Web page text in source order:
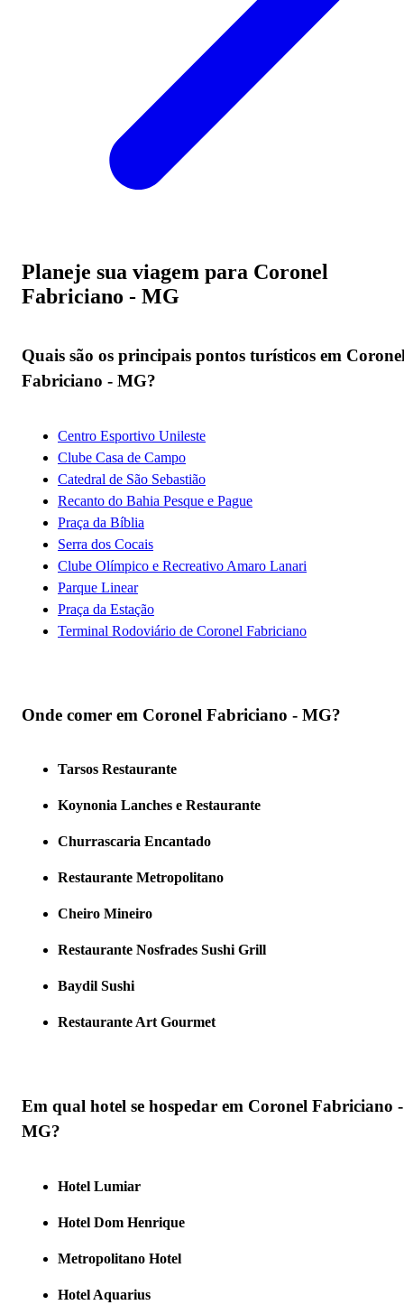
Planeje sua viagem para Coronel
Fabriciano - MG
Quais são os principais pontos turísticos em
Fabriciano - MG?
Centro Esportivo Unileste
Clube Casa de Campo
Catedral de São Sebastião
Recanto do Bahia Pesque e Pague
Praça da Bíblia
Serra dos Cocais
Clube Olímpico e Recreativo Amaro Lanari
Parque Linear
Praça da Estação
Terminal Rodoviário de Coronel Fabriciano
Onde comer em Coronel Fabriciano - MG?
Tarsos Restaurante
Koynonia Lanches e Restaurante
Churrascaria Encantado
Restaurante Metropolitano
Cheiro Mineiro
Restaurante Nosfrades Sushi Grill
Baydil Sushi
Restaurante Art Gourmet
Em qual hotel se hospedar em Coronel Fabriciano -
MG?
Hotel Lumiar
Hotel Dom Henrique
Metropolitano Hotel
Hotel Aquarius